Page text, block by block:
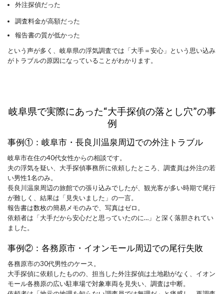
外注探偵だった
調査料金が高額だった
報告書の質が低かった
​という声が多く、岐阜県の浮気調査では「大手＝安心」という思い込み
がトラブルの原因になっていることがわかります。
岐阜県で実際にあった“大手探偵の落とし穴”の事
例
事例①：岐阜市・長良川温泉周辺での外注トラブル
岐阜市在住の40代女性からの相談です。
夫の浮気を疑い、大手探偵事務所に依頼したところ、調査員は外注の若
い男性1名のみ。
長良川温泉周辺の旅館での張り込みでしたが、観光客が多い時期で尾行
が難しく、結果は「見失いました」の一言。
報告書は数枚の簡易メモのみで、写真はゼロ。
依頼者は「大手だから安心だと思っていたのに…」と深く落胆されてい
ました。
事例②：各務原市・イオンモール周辺での尾行失敗
各務原市の30代男性のケース。
大手探偵に依頼したものの、担当した外注探偵は土地勘がなく、イオン
モール各務原の広い駐車場で対象車両を見失い、調査は中断。